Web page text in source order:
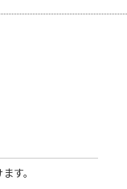
す。